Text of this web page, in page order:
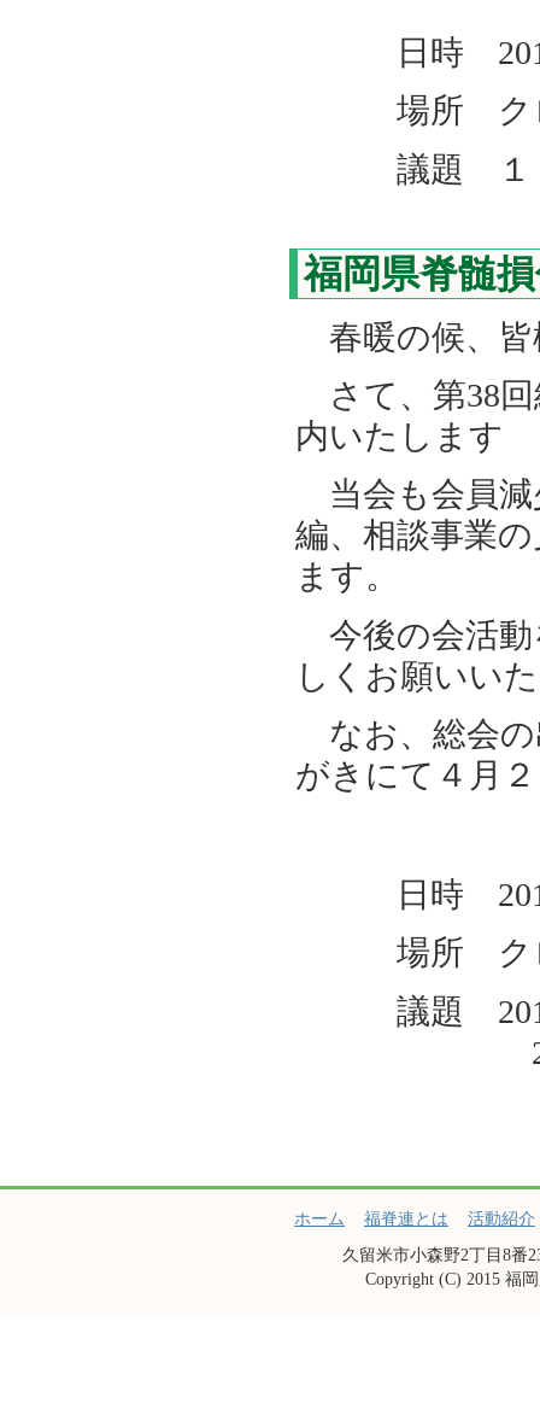
日時
場所 クロ
議題 １．
福岡県脊髄
春暖の候、皆
さて、第38回
内いたします
当会も会員減
編、相談事業
ます。
今後の会活動
しくお願いい
なお、総会の
がきにて４月
日時
場所 クロ
議題 2015
2016年
ホーム 福脊連とは
活動紹介
久留米市小森野2丁目8番
Copyright (C) 2015 福